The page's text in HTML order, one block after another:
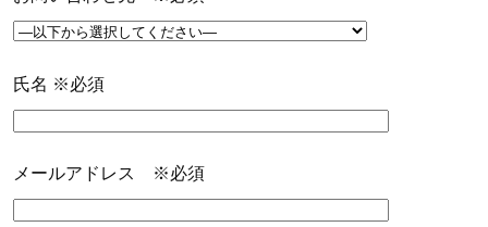
氏名 ※必須
メールアドレス ※必須